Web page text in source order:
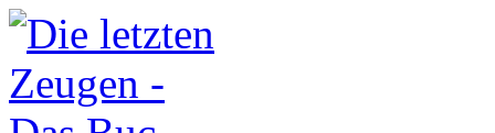
a letter to the stars